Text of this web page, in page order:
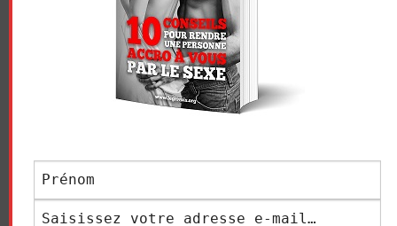
Vidéo sans article